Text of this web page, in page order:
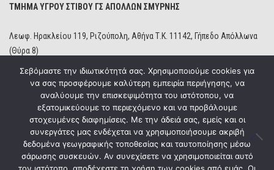
ΤΜΗΜΑ ΥΓΡΟΥ ΣΤΙΒΟΥ ΓΣ ΑΠΟΛΛΩΝ ΣΜΥΡΝΗΣ
Λεωφ. Ηρακλείου 119, Ριζούπολη, Αθήνα Τ.Κ. 11142, Γήπεδο Απόλλωνα
(Θύρα 8)
Email:info@apollonwaterpolo.gr
www.apollonwaterpolo.gr
Copyright © 2020 ΓΣ Απόλλων Σμύρνης Powered by Five Media
Σεβόμαστε την ιδιωτικότητά σας. Χρησιμοποιούμε cookies για
να σας προσφέρουμε καλύτερη εμπειρία περιήγησης, να
αναλύουμε την επισκεψιμότητα του ιστότοπου, να
εξατομικεύουμε το περιεχόμενο και να προβάλουμε
στοχευμένες διαφημίσεις. Με την άδειά σας, εμείς και οι
συνεργάτες μας ενδέχεται να χρησιμοποιήσουμε ακριβή
δεδομένα γεωγραφικής τοποθεσίας και ταυτοποίησης μέσω
σάρωσης συσκευών. Αν συνεχίσετε να χρησιμοποιείται αυτό